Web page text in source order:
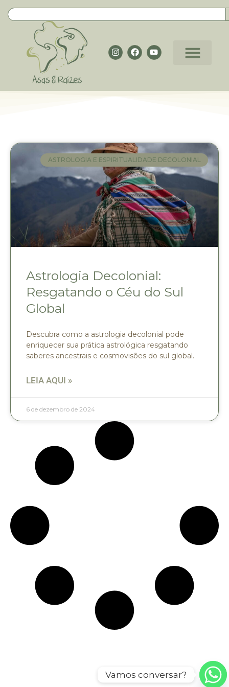
ASTROLOGIA E ESPIRITUALIDADE DECOLONIAL
Astrologia Decolonial:
Resgatando o Céu do Sul
Global
Descubra como a astrologia decolonial pode
enriquecer sua prática astrológica resgatando
saberes ancestrais e cosmovisões do sul global.
LEIA AQUI »
6 de dezembro de 2024
Vamos conversar?